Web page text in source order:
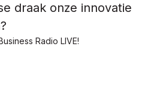
draak onze innovatie
Radio LIVE!